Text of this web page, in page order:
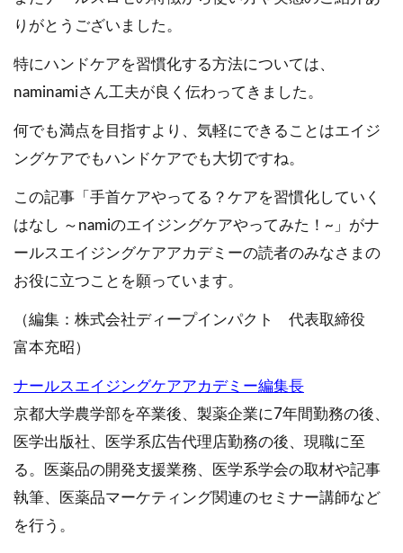
りがとうございました。
特にハンドケアを習慣化する方法については、
naminamiさん工夫が良く伝わってきました。
何でも満点を目指すより、気軽にできることはエイジ
ングケアでもハンドケアでも大切ですね。
この記事「手首ケアやってる？ケアを習慣化していく
はなし ～namiのエイジングケアやってみた！~」がナ
ールスエイジングケアアカデミーの読者のみなさまの
お役に立つことを願っています。
（編集：株式会社ディープインパクト 代表取締役
富本充昭）
ナールスエイジングケアアカデミー編集長
京都大学農学部を卒業後、製薬企業に7年間勤務の後、
医学出版社、医学系広告代理店勤務の後、現職に至
る。医薬品の開発支援業務、医学系学会の取材や記事
執筆、医薬品マーケティング関連のセミナー講師など
を行う。